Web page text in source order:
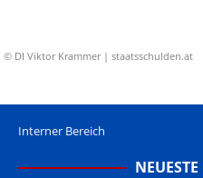
© DI Viktor Krammer | staatsschulden.at
Interner Bereich